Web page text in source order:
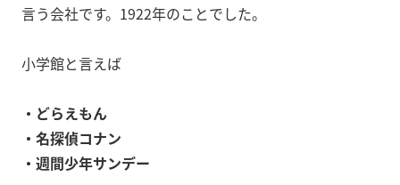
言う会社です。1922年のことでした。
小学館と言えば
・どらえもん
・名探偵コナン
・週間少年サンデー